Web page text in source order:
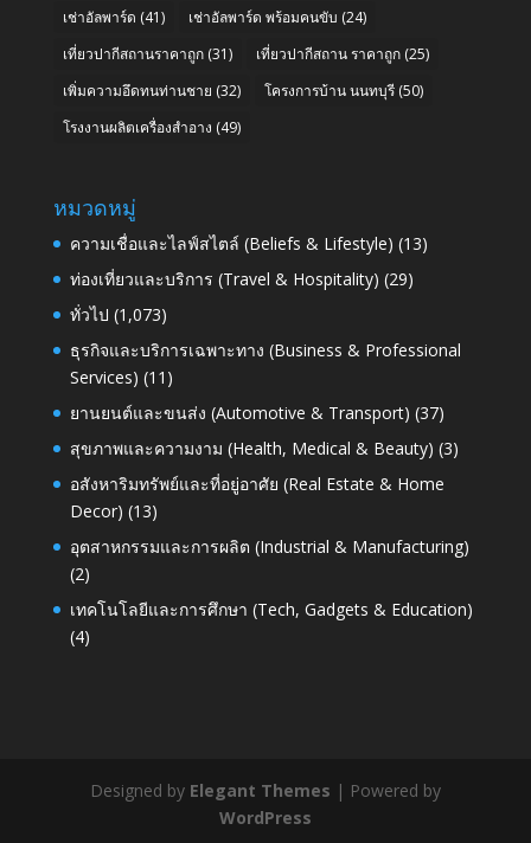
เช่าอัลพาร์ด (41) เช่าอัลพาร์ด พร้อมคนขับ (24)
เที่ยวปากีสถานราคาถูก(31) เที่ยวปากีสถาน ราคาถูก(25)
เพิ่มความอึดทนท่านชาย (32) โครงการบ้าน นนทบุรี(50)
โรงงานผลิตเครื่องสำอาง (49)
หมวดหมู่
ความเชื่อและไลฟ์สไตล์ (Beliefs & Lifestyle) (13)
ท่องเที่ยวและบริการ (Travel & Hospitality) (29)
ทั่วไป (1,073)
ธุรกิจและบริการเฉพาะทาง (Business & Professional
Services) (11)
ยานยนต์และขนส่ง (Automotive & Transport) (37)
สุขภาพและความงาม (Health, Medical & Beauty) (3)
อสังหาริมทรัพย์และที่อยู่อาศัย (Real Estate & Home
Decor) (13)
อุตสาหกรรมและการผลิต (Industrial & Manufacturing)
(2)
เทคโนโลยีและการศึกษา (Tech, Gadgets & Education)
(4)
Designed by Elegant Themes | Powered by
WordPress